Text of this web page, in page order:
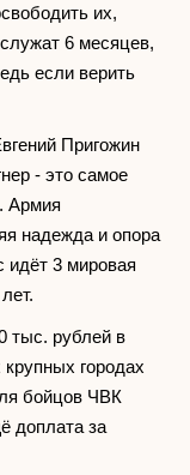
их,
6 месяцев,
если верить
Пригожин
- это самое
Армия
надежда и опора
идёт 3 мировая
тыс. рублей в
городах
бойцов ЧВК
доплата за